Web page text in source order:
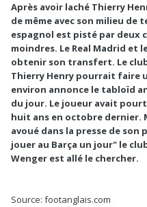
Après avoir laché Thierry
de même avec son milieu de
espagnol est pisté par deux
moindres. Le Real Madrid et
obtenir son transfert. Le
Thierry Henry pourrait faire
environ annonce le tabloïd
du jour. Le joueur avait
huit ans en octobre dernier.
avoué dans la presse de
jouer au Barça un jour" le
Wenger est allé le chercher.
Source: footanglais.com